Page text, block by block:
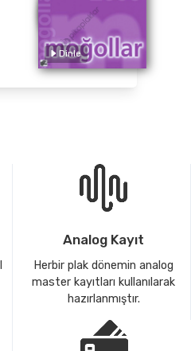
Dinle
Analog Kayıt
Herbir plak dönemin analog
master kayıtları kullanılarak
hazırlanmıştır.